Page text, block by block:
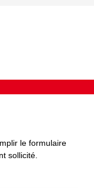
le formulaire
sollicité.